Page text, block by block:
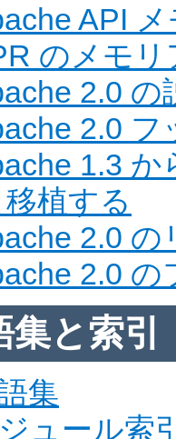
API メ
のメモ
2.0 の
2.0 フ
1.3 か
移植する
2.0 の
2.0 の
集と索引
集
ュール索引